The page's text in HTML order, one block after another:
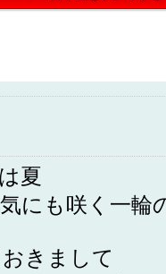
夏
にも咲く一輪
きまして